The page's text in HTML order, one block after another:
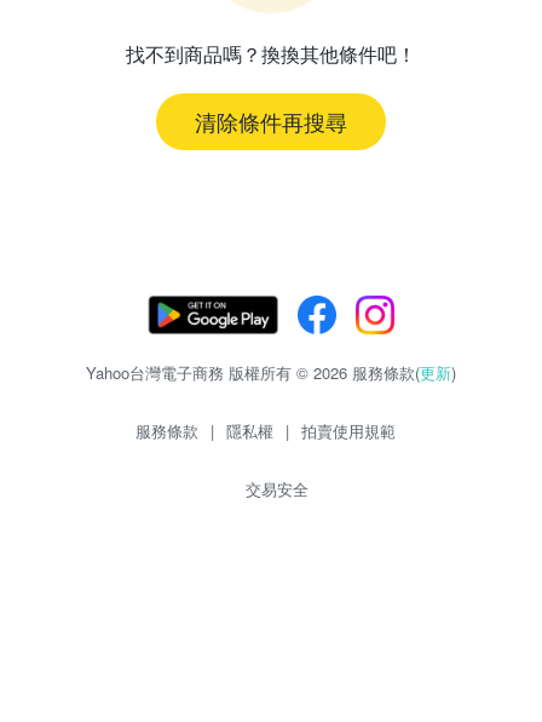
找不到商品嗎？換換其他條件吧！
清除條件再搜尋
Yahoo台灣電子商務 版權所有 © 2026 服務條款(更新)
服務條款 | 隱私權 | 拍賣使用規範
交易安全